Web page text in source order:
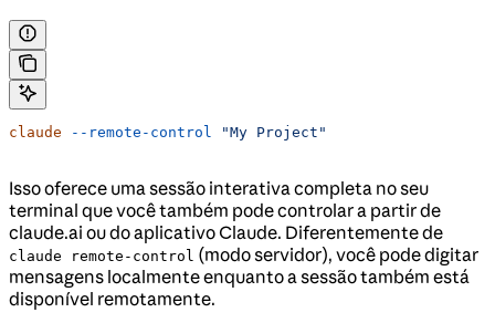
claude --remote-control "My Project"
Isso oferece uma sessão interativa completa no seu
terminal que você também pode controlar a partir de
claude.ai ou do aplicativo Claude. Diferentemente de
claude remote-control (modo servidor), você pode digitar
mensagens localmente enquanto a sessão também está
disponível remotamente.